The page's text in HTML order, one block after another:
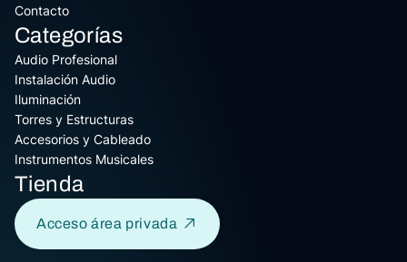
Contacto
Categorías
Audio Profesional
Instalación Audio
Iluminación
Torres y Estructuras
Accesorios y Cableado
Instrumentos Musicales
Tienda
Acceso área privada